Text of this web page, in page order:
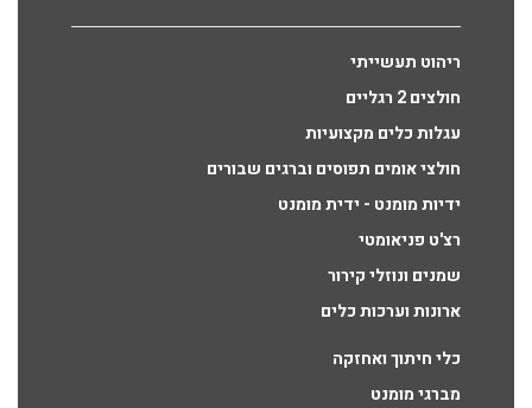
ריהוט תעשייתי
חולצים 2 רגליים
עגלות כלים מקצועיות
חולצי אומים תפוסים וברגים שבורים
ידיות מומנט - ידית מומנט
רצ'ט פניאומטי
שמנים ונוזלי קירור
ארונות וערכות כלים
כלי חיתוך ואחזקה
מברגי מומנט